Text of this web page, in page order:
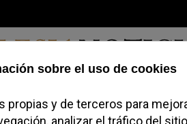
Viernes, 07 de agosto de 2026
Temas Buscar #JovenesConFe